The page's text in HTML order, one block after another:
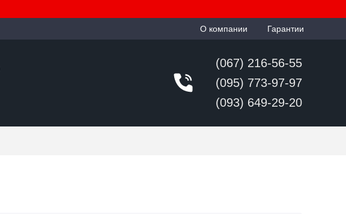
О компании Гарантии
(067) 216-56-55
(095) 773-97-97
(093) 649-29-20